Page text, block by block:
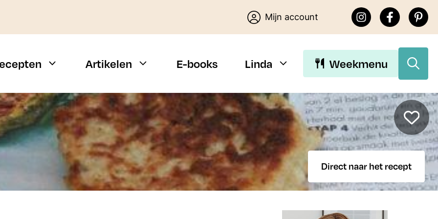
Mijn account
Weekmenu
Snelle recepten
Campingrecepten
BBQ recepten
Vis
Vlees
Vegetarisch
Alle types
Download Linda’s E-
books
Download de gratis E-books van
kiezen uit 15 makkelijke recepten
Artikelen E-books Linda Weekmenu
Direct naar het recept